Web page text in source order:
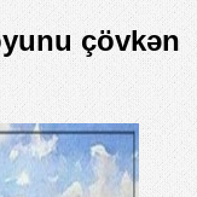
çövkən